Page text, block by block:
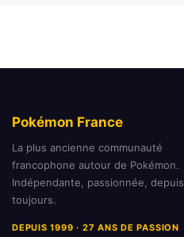
Pokémon France
La plus ancienne communauté
francophone autour de Pokémon.
Indépendante, passionnée, depuis
toujours.
DEPUIS 1999 · 27 ANS DE PASSION